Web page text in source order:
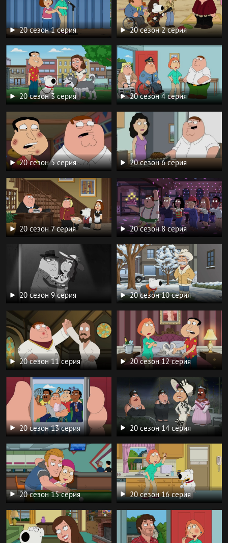
20 сезон 1 серия 20 сезон 2 серия
20 сезон 3 серия 20 сезон 4 серия
20 сезон 5 серия 20 сезон 6 серия
20 сезон 7 серия 20 сезон 8 серия
20 сезон 9 серия 20 сезон 10 серия
20 сезон 11 серия 20 сезон 12 серия
20 сезон 13 серия 20 сезон 14 серия
20 сезон 15 серия 20 сезон 16 серия